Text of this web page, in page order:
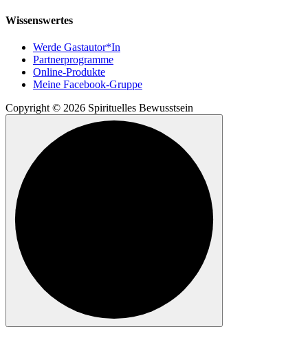
Wissenswertes
Werde Gastautor*In
Partnerprogramme
Online-Produkte
Meine Facebook-Gruppe
Copyright © 2026 Spirituelles Bewusstsein